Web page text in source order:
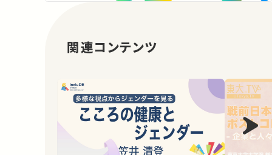
関連コンテンツ